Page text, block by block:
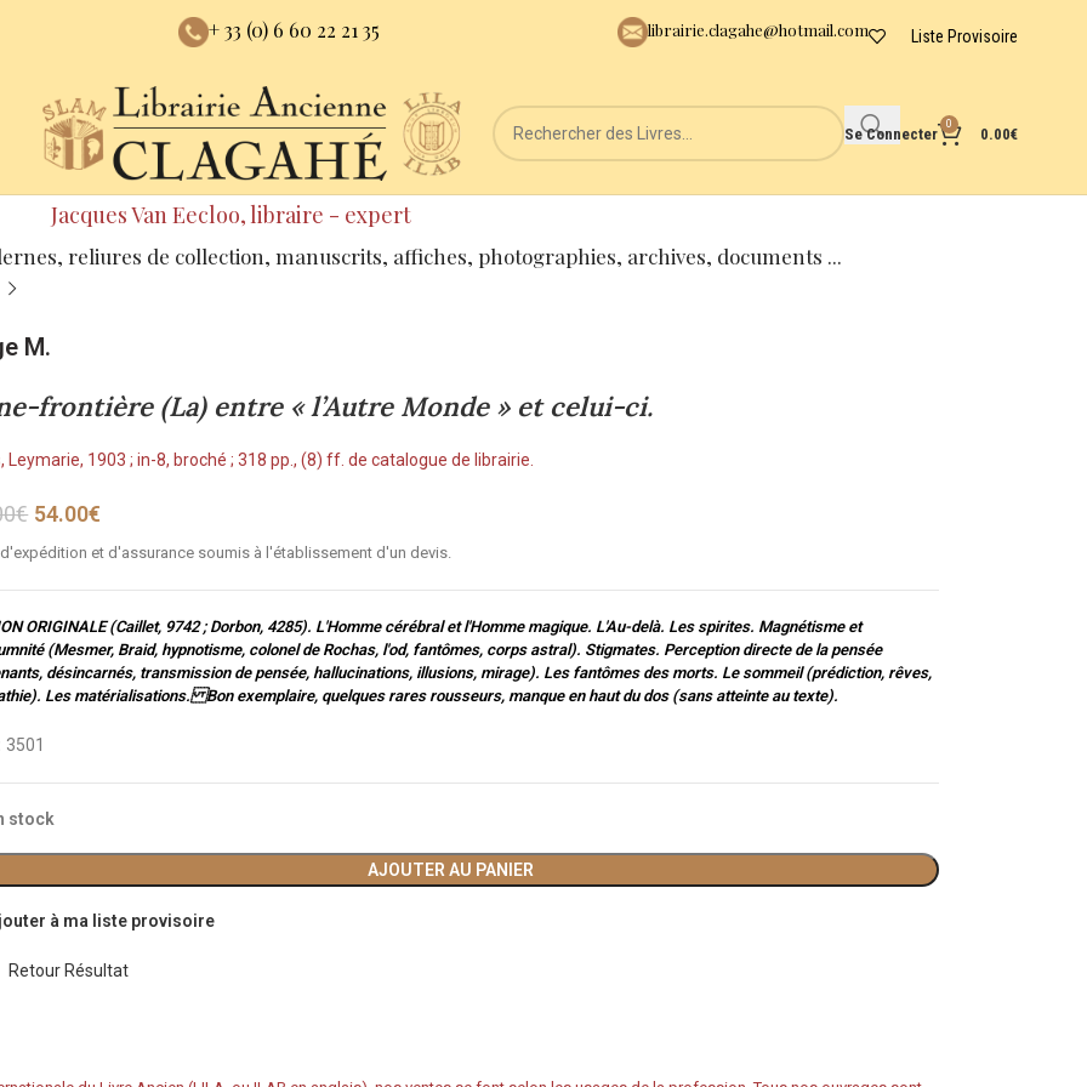
+ 33 (0) 6 60 22 21 35 librairie.clagahe@hotmail.com Liste Provisoire
Se Connecter
0
0.00€
Jacques Van Eecloo, libraire - expert
reliures de collection, manuscrits, affiches, photographies, archives, documents ...
M.
frontière (La) entre « l’Autre Monde » et celui-ci.
Leymarie, 1903 ; in-8, broché ; 318 pp., (8) ff. de catalogue de librairie.
€ 54.00€
et d'assurance soumis à l'établissement d'un devis.
ORIGINALE (Caillet, 9742 ; Dorbon, 4285). L'Homme cérébral et l'Homme magique. L'Au-delà. Les spirites. Magnétisme et
(Mesmer, Braid, hypnotisme, colonel de Rochas, l'od, fantômes, corps astral). Stigmates. Perception directe de la pensée
désincarnés, transmission de pensée, hallucinations, illusions, mirage). Les fantômes des morts. Le sommeil (prédiction, rêves,
Les matérialisations. Bon exemplaire, quelques rares rousseurs, manque en haut du dos (sans atteinte au texte).
3501
stock
AJOUTER AU PANIER
à ma liste provisoire
Retour Résultat